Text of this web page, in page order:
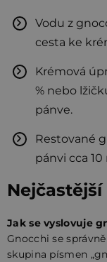
Vodu z
cesta ke
Krémová
% nebo
pánve.
Restované
pánvi cca
Jak se vyslovuje
Gnocchi se
skupina písmen